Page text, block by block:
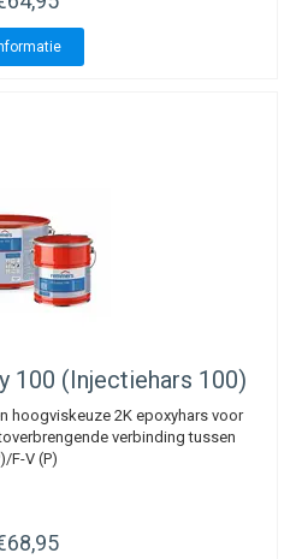
100 (Injectiehars 100)
hoogviskeuze 2K epoxyhars voor
verbinding tussen
F-V (P)